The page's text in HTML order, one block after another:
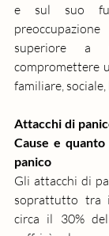
e sul suo
superiore
compromettere
familiare, sociale,
Attacchi di
Cause e
panico
Gli attacchi di
soprattutto tra
circa il 30%